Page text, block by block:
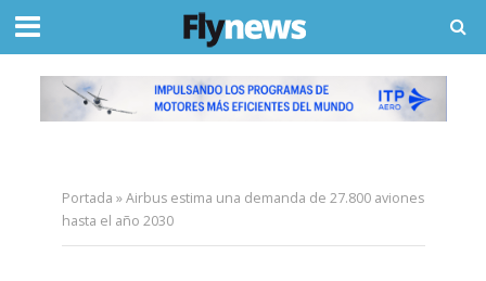
Portada »Airbus estima una demanda de 27.800 aviones
hasta el año 2030